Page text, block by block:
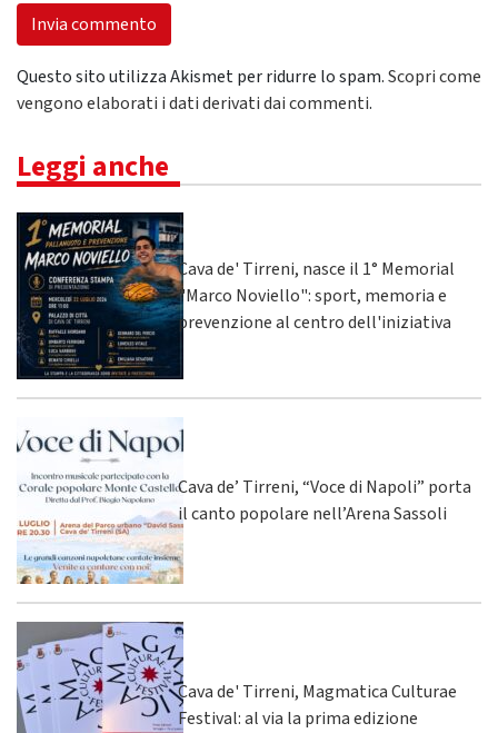
Questo sito utilizza Akismet per ridurre lo spam.Scopri come
vengono elaborati i dati derivati dai commenti.
Leggi anche
Cava de' Tirreni, nasce il 1° Memorial
"Marco Noviello": sport, memoria e
prevenzione al centro dell'iniziativa
Cava de’ Tirreni, “Voce di Napoli” porta
il canto popolare nell’Arena Sassoli
Cava de' Tirreni, Magmatica Culturae
Festival: al via la prima edizione